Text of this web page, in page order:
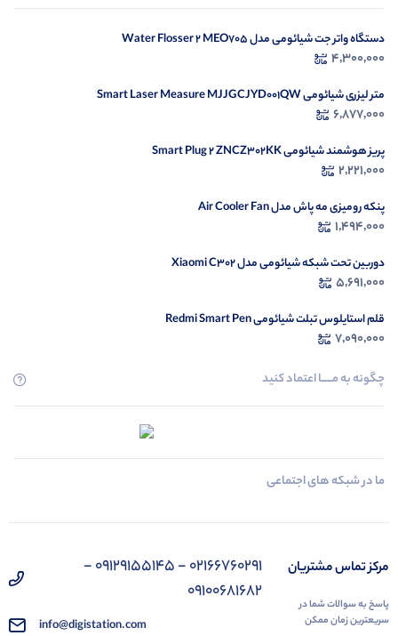
دستگاه واتر جت شیائومی مدل Water Flosser 2 MEO705
4,300,000
متر لیزری شیائومی Smart Laser Measure MJJGCJYD001QW
6,877,000
پریز هوشمند شیائومی Smart Plug 2 ZNCZ302KK
2,221,000
پنکه رومیزی مه پاش مدل Air Cooler Fan
1,494,000
دوربین تحت شبکه شیائومی مدل Xiaomi C302
5,691,000
قلم استایلوس تبلت شیائومی Redmi Smart Pen
7,090,000
چگونه به مــــــا اعتماد کنید
ما در شبکه های اجتماعی
مرکز تماس مشتریان
پاسخ به سوالات شما در
سریعترین زمان ممکن
02166760291 - 09129155145 -
09100681682
info@digistation.com